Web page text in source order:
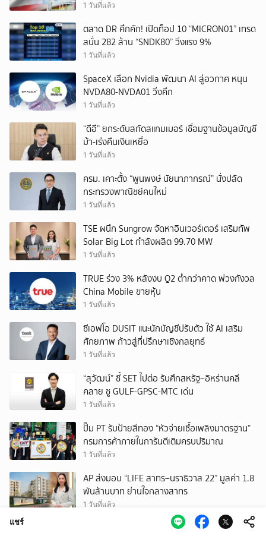
1 วันที่แล้ว
ตลาด DR คึกคัก! เปิดท็อป 10 “MICRON01” เทรด
สนั่น 282 ล้าน “SNDK80” วิ่งแรง 9%
1 วันที่แล้ว
SpaceX เลือก Nvidia พัฒนา AI สู่อวกาศ หนุน
NVDA80-NVDA01 วิ่งคึก
1 วันที่แล้ว
“ดีอี” ยกระดับสกัดสแกมเมอร์ เชื่อมฐานข้อมูลบัญชี
ม้า-เร่งคืนเงินเหยื่อ
1 วันที่แล้ว
ครม. เคาะตั้ง “พูนพงษ์ นัยนาภากรณ์” นั่งปลัด
กระทรวงพาณิชย์คนใหม่
1 วันที่แล้ว
TSE ผนึก Sungrow จัดหาอินเวอร์เตอร์ เสริมทัพ
Solar Big Lot กำลังผลิต 99.70 MW
1 วันที่แล้ว
TRUE ร่วง 3% หลังงบ Q2 ต่ำกว่าคาด พ่วงกังวล
China Mobile ขายหุ้น
1 วันที่แล้ว
ซีเอฟโอ DUSIT แนะนักบัญชีปรับตัว ใช้ AI เสริม
ศักยภาพ ก้าวสู่ที่ปรึกษาเชิงกลยุทธ์
1 วันที่แล้ว
“สุวัฒน์” ชี้ SET ไปต่อ รับศึกสหรัฐ–อิหร่านคลี
คลาย ชู GULF-GPSC-MTC เด่น
1 วันที่แล้ว
ปั๊ม PT รับป้ายสีทอง “หัวจ่ายเชื้อเพลิงมาตรฐาน”
กรมการค้าภายในการันตีเติมครบปริมาณ
1 วันที่แล้ว
AP ส่งมอบ “LIFE สาทร–นราธิวาส 22” มูลค่า 1.8
พันล้านบาท ย่านใจกลางสาทร
1 วันที่แล้ว
KTB คาดเฟดคงดอกเบี้ยปีนี้ แนะสะสม “บอนด์ยีลด์
แชร์